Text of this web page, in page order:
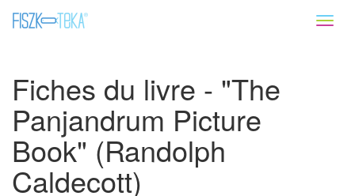
Fiches du livre - "The
Panjandrum Picture
Book" (Randolph
Caldecott)